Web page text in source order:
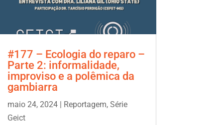
#177 – Ecologia do reparo –
Parte 2: informalidade,
improviso e a polêmica da
gambiarra
maio 24, 2024| Reportagem, Série
Geict